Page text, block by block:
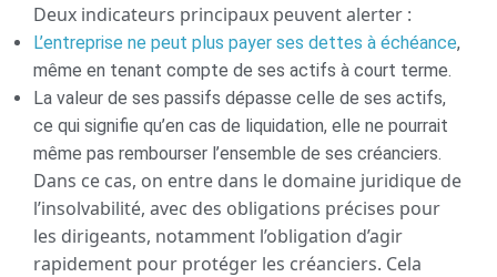
Deux indicateurs principaux peuvent alerter :
L’entreprise ne peut plus payer ses dettes à échéance,
même en tenant compte de ses actifs à court terme.
La valeur de ses passifs dépasse celle de ses actifs,
ce qui signifie qu’en cas de liquidation, elle ne pourrait
même pas rembourser l’ensemble de ses créanciers.
Dans ce cas, on entre dans le domaine juridique de
l’insolvabilité, avec des obligations précises pour
les dirigeants, notamment l’obligation d’agir
rapidement pour protéger les créanciers. Cela